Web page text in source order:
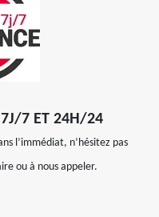
7J/7 ET 24H/24
l’immédiat, n’hésitez pas
ou à nous appeler.